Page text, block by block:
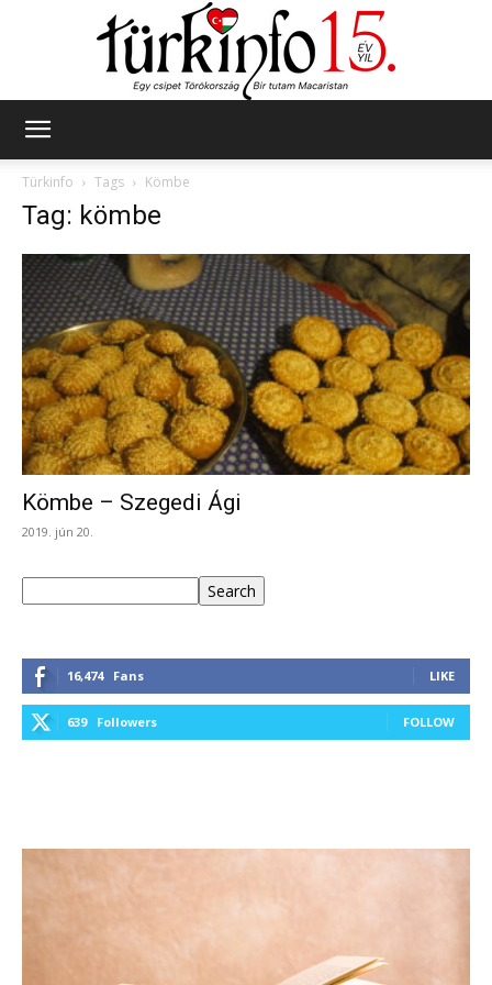
Türkinfo
Tags Kömbe
Tag: kömbe
Kömbe – Szegedi Ági
2019. jún 20.
Search
16,474 Fans LIKE
639 Followers FOLLOW